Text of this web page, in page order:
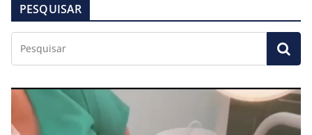
PESQUISAR